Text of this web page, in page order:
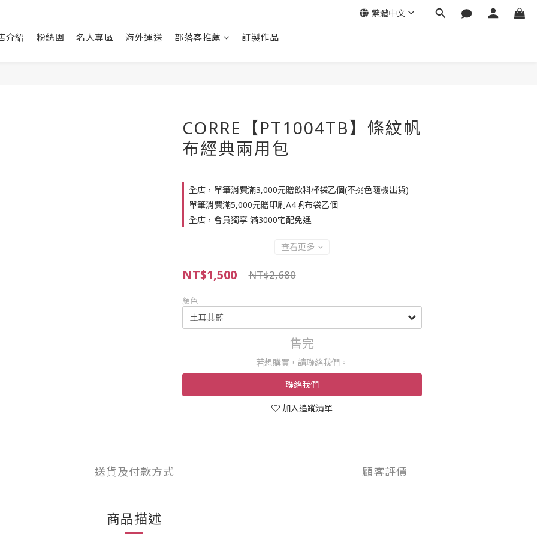
介紹 粉絲團 名人專區 海外運送 部落客推薦 訂製作品
繁體中文
CORRE【PT1004TB】條紋帆
布經典兩用包
全店，單筆消費滿3,000元贈飲料杯袋乙個(不挑色隨機出貨)
單筆消費滿5,000元贈印刷A4帆布袋乙個
全店，會員獨享 滿3000宅配免運
查看更多
NT$1,500 NT$2,680
顏色
售完
若想購買，請聯絡我們。
聯絡我們
加入追蹤清單
送貨及付款方式 顧客評價
商品描述